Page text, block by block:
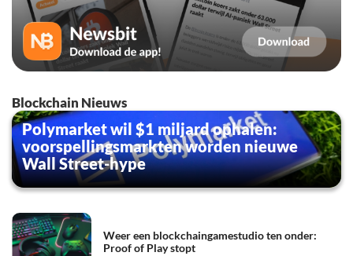
Blockchain Nieuws
Polymarket wil $1 miljard ophalen:
voorspellingsmarkten worden nieuwe
Wall Street-hype
Weer een blockchaingamestudio ten onder:
Proof of Play stopt